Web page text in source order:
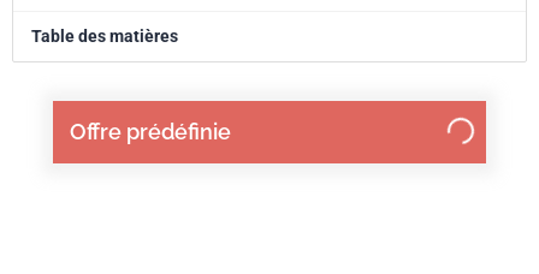
Offre prédéfinie
Table des matières